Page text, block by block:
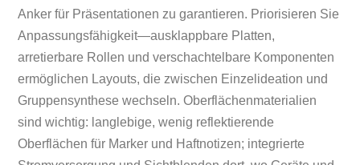
Anker für Präsentationen zu garantieren. Priorisieren Sie
Anpassungsfähigkeit—ausklappbare Platten,
arretierbare Rollen und verschachtelbare Komponenten
ermöglichen Layouts, die zwischen Einzelideation und
Gruppensynthese wechseln. Oberflächenmaterialien
sind wichtig: langlebige, wenig reflektierende
Oberflächen für Marker und Haftnotizen; integrierte